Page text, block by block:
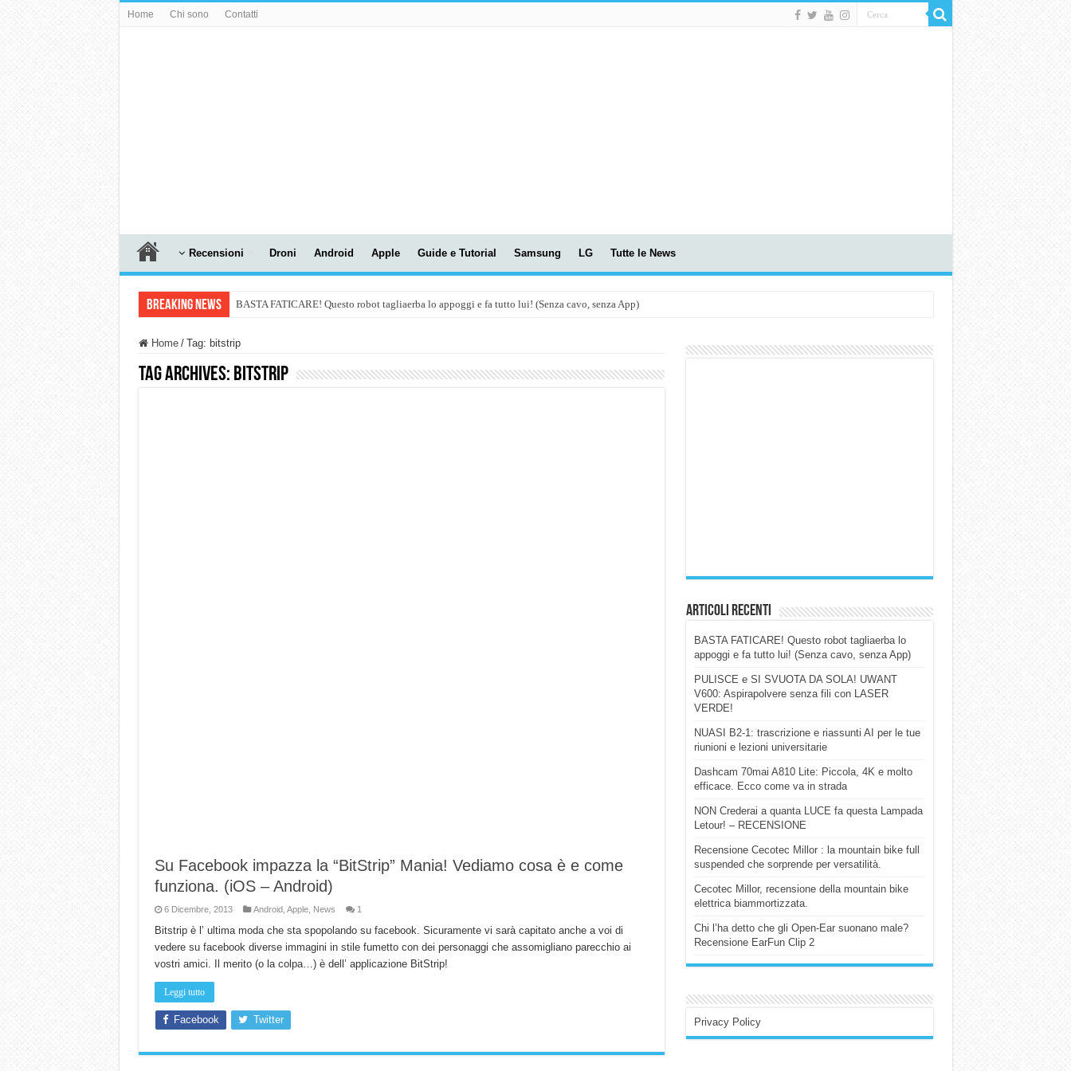
Home Chi sono Contatti
Recensioni Droni Android Apple Guide e Tutorial Samsung LG Tutte le News
Breaking News BASTA FATICARE! Questo robot tagliaerba lo appoggi e fa tutto lui! (Senza cavo, senza App)
Dashcam 70mai A810 Lite: Piccola, 4K e molto efficace. Ecco come va in strada
Home / Tag: bitstrip
Tag Archives: bitstrip
Su Facebook impazza la “BitStrip” Mania! Vediamo cosa è e come
funziona. (iOS – Android)
6 Dicembre, 2013 Android Apple, News 1
Bitstrip è l’ ultima moda che sta spopolando su facebook. Sicuramente vi sarà capitato anche a voi di
vedere su facebook diverse immagini in stile fumetto con dei personaggi che assomigliano parecchio ai
vostri amici. Il merito (o la colpa…) è dell’ applicazione BitStrip!
Leggi tutto
Facebook Twitter
Articoli Recenti
BASTA FATICARE! Questo robot tagliaerba lo
appoggi e fa tutto lui! (Senza cavo, senza App)
PULISCE e SI SVUOTA DA SOLA! UWANT
V600: Aspirapolvere senza fili con LASER
VERDE!
NUASI B2-1: trascrizione e riassunti AI per le tue
riunioni e lezioni universitarie
Dashcam 70mai A810 Lite: Piccola, 4K e molto
efficace. Ecco come va in strada
NON Crederai a quanta LUCE fa questa Lampada
Letour! – RECENSIONE
Recensione Cecotec Millor : la mountain bike full
suspended che sorprende per versatilità.
Cecotec Millor, recensione della mountain bike
elettrica biammortizzata.
Chi l’ha detto che gli Open-Ear suonano male?
Recensione EarFun Clip 2
Privacy Policy